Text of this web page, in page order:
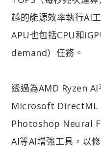
越的能源效率執行AI
APU也包括CPU和
demand）任務。
透過為AMD Ryzen
Microsoft DirectML
Photoshop Neural
AI等AI增強工具，以